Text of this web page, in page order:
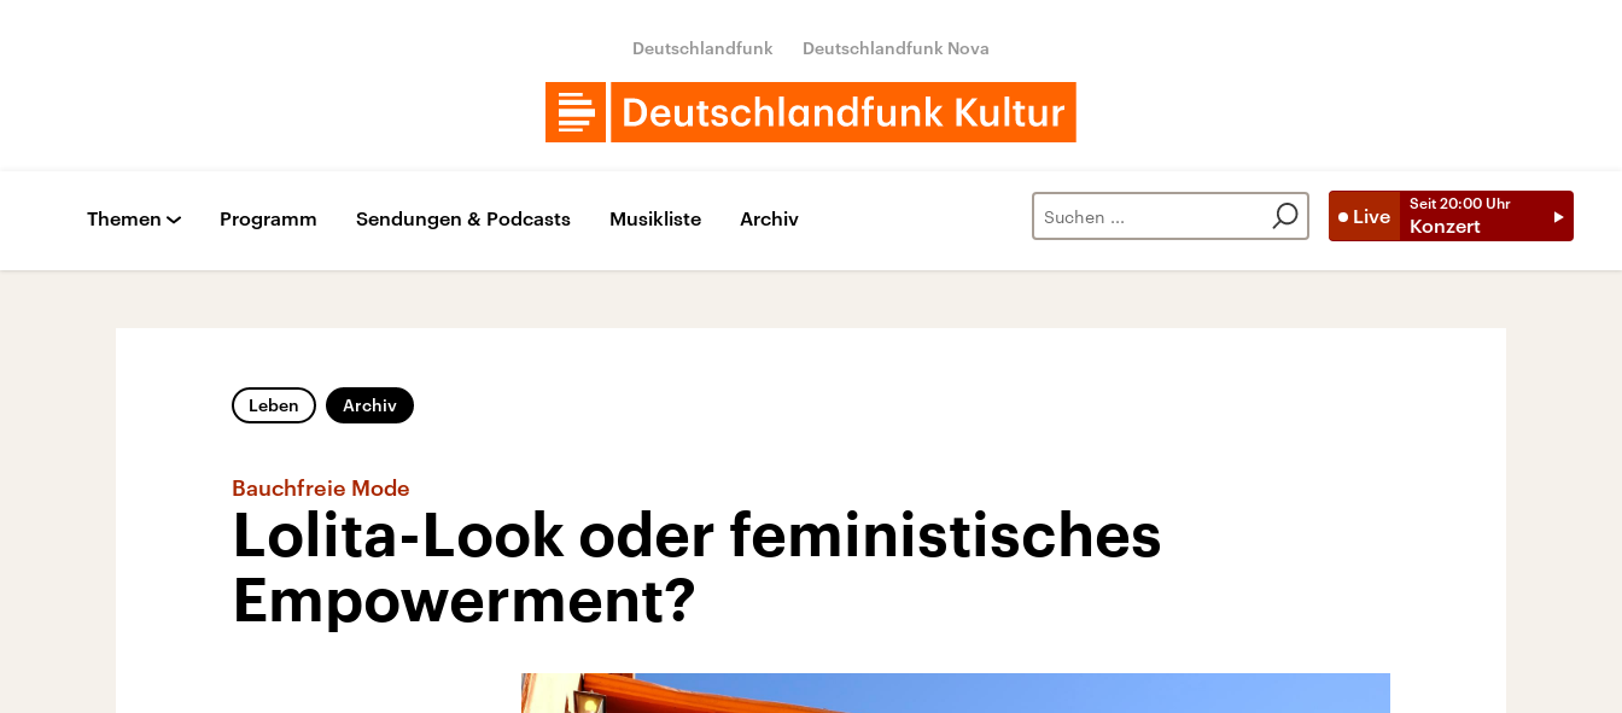
Deutschlandfunk Deutschlandfunk Nova
Live
Seit 20:00 Uhr
Konzert
Themen Programm Sendungen & Podcasts Musikliste Archiv
Leben Archiv
Bauchfreie Mode
Lolita-Look oder feministisches
Empowerment?